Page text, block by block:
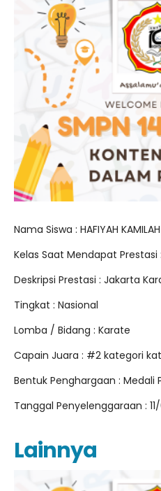
Nama Siswa : HAFIYAH KAMILAH
Kelas Saat Mendapat Prestasi
Deskripsi Prestasi : Jakarta
Tingkat : Nasional
Lomba / Bidang : Karate
Capain Juara : #2 kategori
Bentuk Penghargaan : Medali
Tanggal Penyelenggaraan :
Lainnya